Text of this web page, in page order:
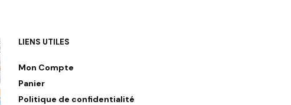
LIENS UTILES
Mon Compte
Panier
Politique de confidentialité